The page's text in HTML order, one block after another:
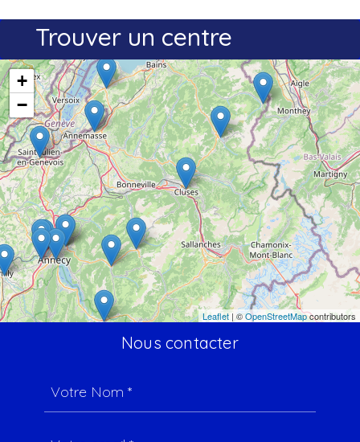
Trouver un centre
+
−
Leaflet | ©OpenStreetMapcontributors
Nous contacter